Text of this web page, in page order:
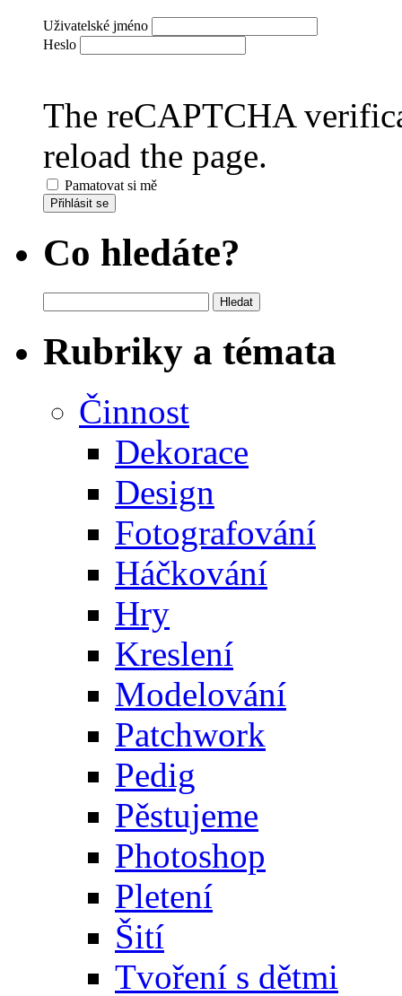
Uživatelské jméno
Heslo
The reCAPTCHA
reload the page.
Pamatovat si mě
Přihlásit se
Co hledáte?
Rubriky a témata
Činnost
Dekorace
Design
Fotografování
Háčkování
Hry
Kreslení
Modelování
Patchwork
Pedig
Pěstujeme
Photoshop
Pletení
Šití
Tvoření s dětmi